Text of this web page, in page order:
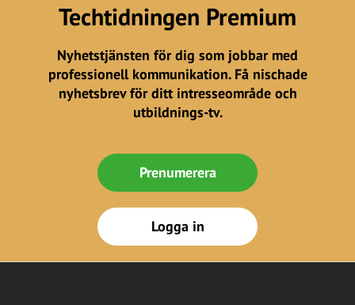
Techtidningen Premium
Nyhetstjänsten för dig som jobbar med
professionell kommunikation. Få nischade
nyhetsbrev för ditt intresseområde och
utbildnings-tv.
Prenumerera
Logga in